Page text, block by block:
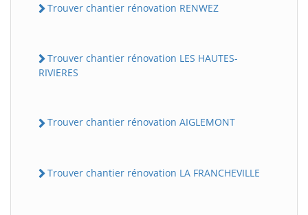
Trouver chantier rénovation RENWEZ
Trouver chantier rénovation LES HAUTES-
RIVIERES
Trouver chantier rénovation AIGLEMONT
Trouver chantier rénovation LA FRANCHEVILLE